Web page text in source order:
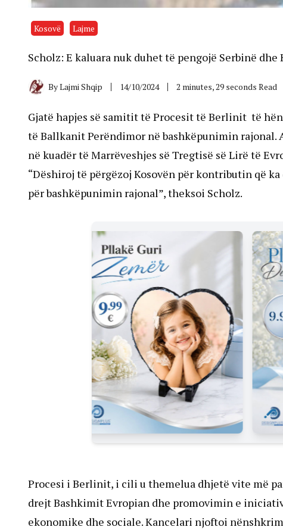
Kosovë Lajme
Scholz: E kaluara nuk duhet të pengojë Serbinë dhe
ByLajmi Shqip 14/10/2024 2 minutes, 29 seconds Read
Gjatë hapjes së samitit të Procesit të Berlinit të
të Ballkanit Perëndimor në bashkëpunimin
në kuadër të Marrëveshjes së Tregtisë së Lirë të
“Dëshiroj të përgëzoj Kosovën për kontributin që
për bashkëpunimin rajonal”, theksoi Scholz.
Procesi i Berlinit, i cili u themelua dhjetë vite më
drejt Bashkimit Evropian dhe promovimin e
ekonomike dhe sociale. Kancelari njoftoi